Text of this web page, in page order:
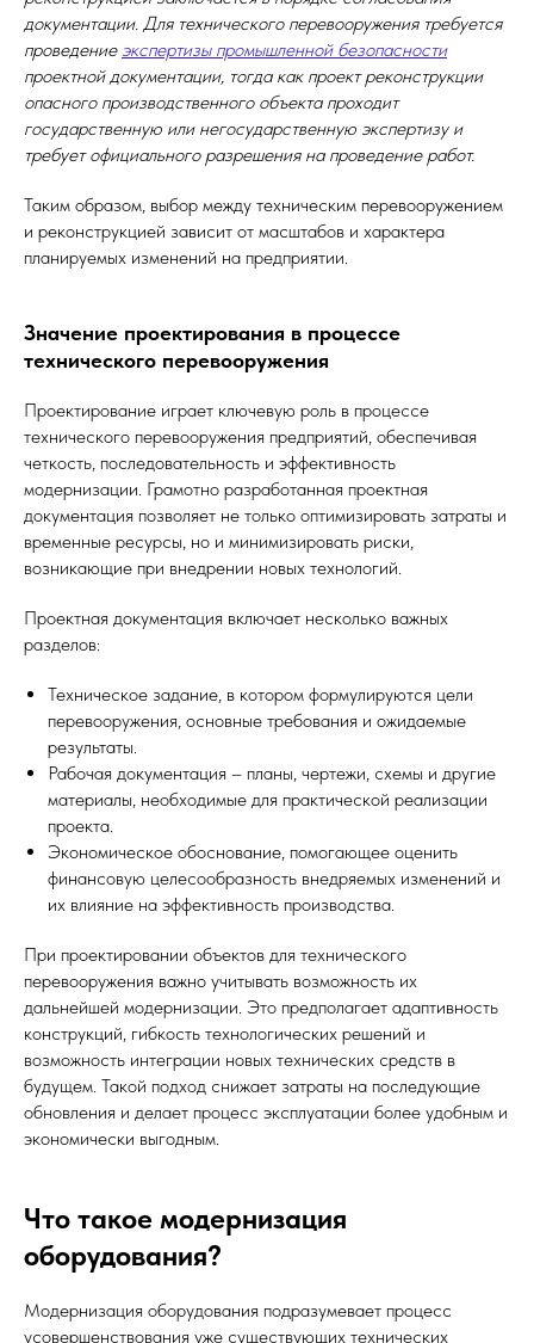
документации. Для технического перевооружения требуется
проведение экспертизы промышленной безопасности
проектной документации, тогда как проект реконструкции
опасного производственного объекта проходит
государственную или негосударственную экспертизу и
требует официального разрешения на проведение работ.
Таким образом, выбор между техническим перевооружением
и реконструкцией зависит от масштабов и характера
планируемых изменений на предприятии.
Значение проектирования в процессе
технического перевооружения
Проектирование играет ключевую роль в процессе
технического перевооружения предприятий, обеспечивая
четкость, последовательность и эффективность
модернизации. Грамотно разработанная проектная
документация позволяет не только оптимизировать затраты и
временные ресурсы, но и минимизировать риски,
возникающие при внедрении новых технологий.
Проектная документация включает несколько важных
разделов:
Техническое задание, в котором формулируются цели
перевооружения, основные требования и ожидаемые
результаты.
Рабочая документация – планы, чертежи, схемы и другие
материалы, необходимые для практической реализации
проекта.
Экономическое обоснование, помогающее оценить
финансовую целесообразность внедряемых изменений и
их влияние на эффективность производства.
При проектировании объектов для технического
перевооружения важно учитывать возможность их
дальнейшей модернизации. Это предполагает адаптивность
конструкций, гибкость технологических решений и
возможность интеграции новых технических средств в
будущем. Такой подход снижает затраты на последующие
обновления и делает процесс эксплуатации более удобным и
экономически выгодным.
Что такое модернизация
оборудования?
Модернизация оборудования подразумевает процесс
усовершенствования уже существующих технических